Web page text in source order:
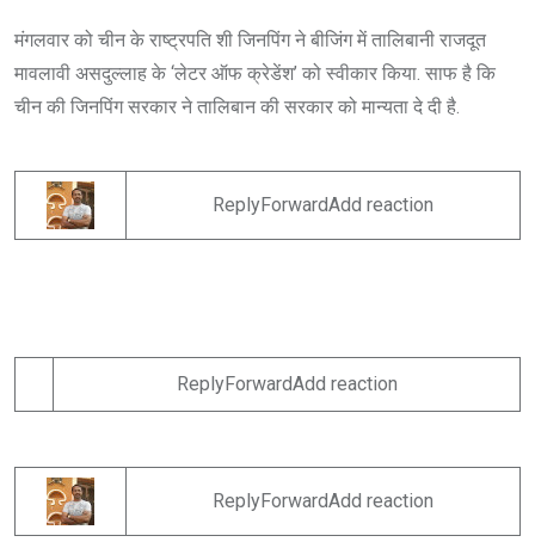
मंगलवार को चीन के राष्ट्रपति शी जिनपिंग ने बीजिंग में तालिबानी राजदूत
मावलावी असदुल्लाह के ‘लेटर ऑफ क्रेडेंश’ को स्वीकार किया. साफ है कि
चीन की जिनपिंग सरकार ने तालिबान की सरकार को मान्यता दे दी है.
ReplyForwardAdd reaction
ReplyForwardAdd reaction
ReplyForwardAdd reaction